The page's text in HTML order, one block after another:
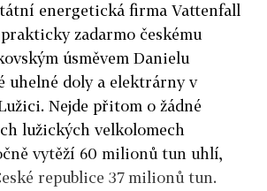
energetická firma Vattenfall
zadarmo českému
úsměvem Danielu
uhelné doly a elektrárny v
Nejde přitom o žádné
lužických velkolomech
vytěží 60 milionů tun uhlí,
republice 37 milionů tun.